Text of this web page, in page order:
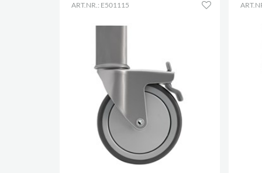
ART.NR.: E501115